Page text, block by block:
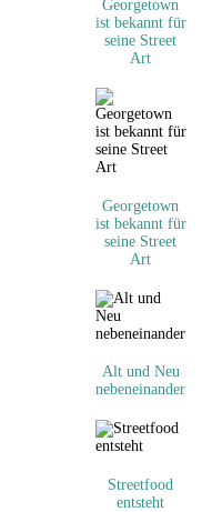
Georgetown
ist bekannt für
seine Street
Art
Georgetown
ist bekannt für
seine Street
Art
Alt und Neu
nebeneinander
Streetfood
entsteht